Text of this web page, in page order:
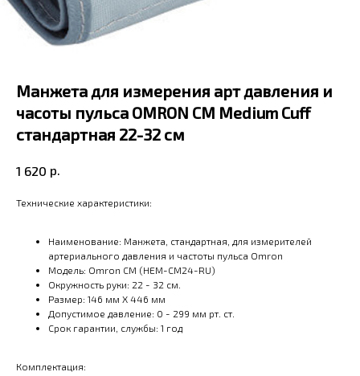
Манжета для измерения арт давления и
часоты пульса OMRON CM Medium Cuff
стандартная 22-32 см
1 620 р.
Технические характеристики:
Наименование: Манжета, стандартная, для измерителей
артериального давления и частоты пульса Omron
Модель: Omron CM (HEM-CM24-RU)
Окружность руки: 22 - 32 см.
Размер: 146 мм X 446 мм
Допустимое давление: 0 - 299 мм рт. ст.
Срок гарантии, службы: 1 год
Комплектация: